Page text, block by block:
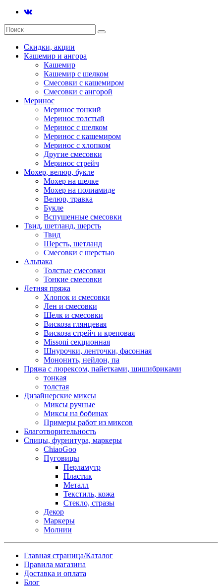
Скидки, акции
Кашемир и ангора
Кашемир
Кашемир с шелком
Смесовки с кашемиром
Смесовки с ангорой
Меринос
Меринос тонкий
Меринос толстый
Меринос с шелком
Меринос с кашемиром
Меринос с хлопком
Другие смесовки
Меринос стрейч
Мохер, велюр, букле
Мохер на шелке
Мохер на полиамиде
Велюр, травка
Букле
Вспушенные смесовки
Твид, шетланд, шерсть
Твид
Шерсть, шетланд
Смесовки с шерстью
Альпака
Толстые смесовки
Тонкие смесовки
Летняя пряжа
Хлопок и смесовки
Лен и смесовки
Шелк и смесовки
Вискоза глянцевая
Вискоза стрейч и креповая
Missoni секционная
Шнурочки, ленточки, фасонная
Мононить, нейлон, па
Пряжа с люрексом, пайетками, шишибриками
тонкая
толстая
Дизайнерские миксы
Миксы ручные
Миксы на бобинах
Примеры работ из миксов
Благотворительность
Спицы, фурнитура, маркеры
ChiaoGoo
Пуговицы
Перламутр
Пластик
Металл
Текстиль, кожа
Стекло, стразы
Декор
Маркеры
Молнии
Главная страница/Каталог
Правила магазина
Доставка и оплата
Блог